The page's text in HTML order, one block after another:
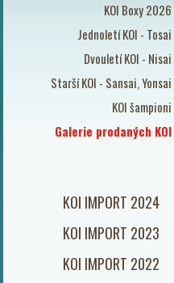
KOI Boxy 2026
Jednoletí KOI - Tosai
Dvouletí KOI - Nisai
Starší KOI - Sansai, Yonsai
KOI šampioni
Galerie prodaných KOI
KOI IMPORT 2024
KOI IMPORT 2023
KOI IMPORT 2022